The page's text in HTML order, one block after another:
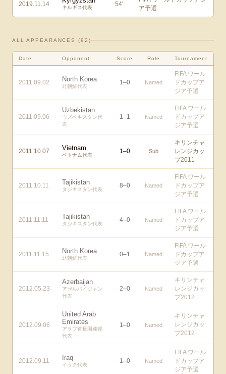
2019.11.14 キルギス代表 54'
ア予選
ALL APPEARANCES (92 )
Date Opponent Score Role Tournament
2011.09.02 North Korea
北朝鮮代表
1–0 Named
FIFA ワール
ドカップア
ジア予選
2011.09.06
Uzbekistan
ウズベキスタン代
表
1–1 Named
FIFA ワール
ドカップア
ジア予選
2011.10.07 Vietnam
ベトナム代表
1–0 Sub
キリンチャ
レンジカッ
プ2011
2011.10.11 Tajikistan
タジキスタン代表
8–0 Named
FIFA ワール
ドカップア
ジア予選
2011.11.11 Tajikistan
タジキスタン代表
4–0 Named
FIFA ワール
ドカップア
ジア予選
2011.11.15 North Korea
北朝鮮代表
0–1 Named
FIFA ワール
ドカップア
ジア予選
2012.05.23
Azerbaijan
アゼルバイジャン
代表
2–0 Named
キリンチャ
レンジカッ
プ2012
2012.09.06
United Arab
Emirates
アラブ首長国連邦
代表
1–0 Named
キリンチャ
レンジカッ
プ2012
2012.09.11 Iraq
イラク代表
1–0 Named
FIFA ワール
ドカップア
ジア予選